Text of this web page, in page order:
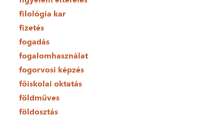
filológia kar
fizetés
fogadás
fogalomhasználat
fogorvosi képzés
főiskolai oktatás
földműves
földosztás